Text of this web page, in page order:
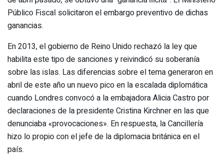
Público Fiscal solicitaron el embargo preventivo de dichas
ganancias.
En 2013, el gobierno de Reino Unido rechazó la ley que
habilita este tipo de sanciones y reivindicó su soberanía
sobre las islas. Las diferencias sobre el tema generaron en
abril de este año un nuevo pico en la escalada diplomática
cuando Londres convocó a la embajadora Alicia Castro por
declaraciones de la presidente Cristina Kirchner en las que
denunciaba «provocaciones». En respuesta, la Cancillería
hizo lo propio con el jefe de la diplomacia británica en el
país.